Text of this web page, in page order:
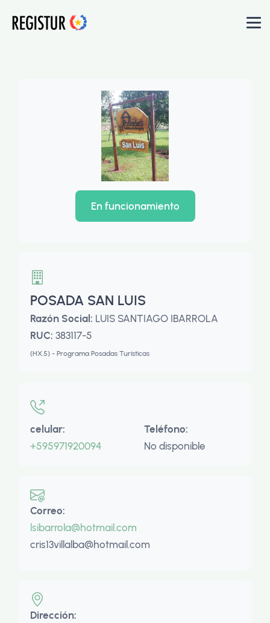
En funcionamiento
POSADA SAN LUIS
Razón Social: LUIS SANTIAGO IBARROLA
RUC: 383117-5
(HX.5) - Programa Posadas Turísticas
celular:
+595971920094
Teléfono:
No disponible
Correo:
lsibarrola@hotmail.com
cris13villalba@hotmail.com
Dirección: